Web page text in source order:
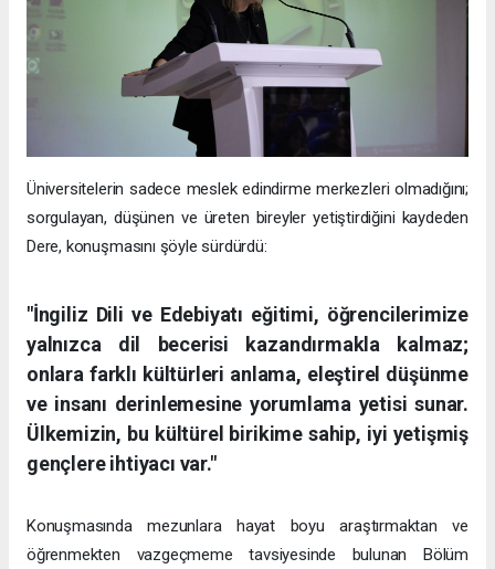
Üniversitelerin sadece meslek edindirme merkezleri olmadığını;
sorgulayan, düşünen ve üreten bireyler yetiştirdiğini kaydeden
Dere, konuşmasını şöyle sürdürdü:
"İngiliz Dili ve Edebiyatı eğitimi, öğrencilerimize
yalnızca dil becerisi kazandırmakla kalmaz;
onlara farklı kültürleri anlama, eleştirel düşünme
ve insanı derinlemesine yorumlama yetisi sunar.
Ülkemizin, bu kültürel birikime sahip, iyi yetişmiş
gençlere ihtiyacı var."
Konuşmasında mezunlara hayat boyu araştırmaktan ve
öğrenmekten vazgeçmeme tavsiyesinde bulunan Bölüm